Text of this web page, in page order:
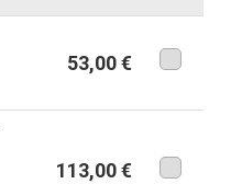
53,00 €
113,00 €